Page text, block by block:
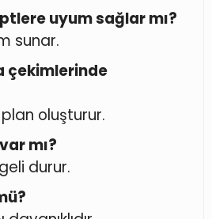
uyum sağlar mı?
sunar.
çekimlerinde
oluşturur.
mı?
durur.